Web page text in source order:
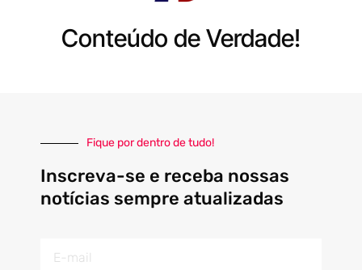
Conteúdo de Verdade!
Fique por dentro de tudo!
Inscreva-se e receba nossas
notícias sempre atualizadas
mail